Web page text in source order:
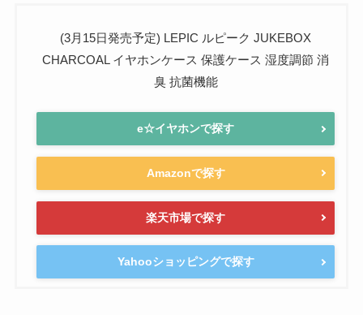
(3月15日発売予定) LEPIC ルピーク JUKEBOX
CHARCOAL イヤホンケース 保護ケース 湿度調節 消
臭 抗菌機能
e☆イヤホンで探す
Amazonで探す
楽天市場で探す
Yahooショッピングで探す